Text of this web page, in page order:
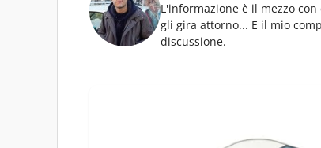
L'informazione è il mezzo
gli gira attorno... E il mio
discussione.